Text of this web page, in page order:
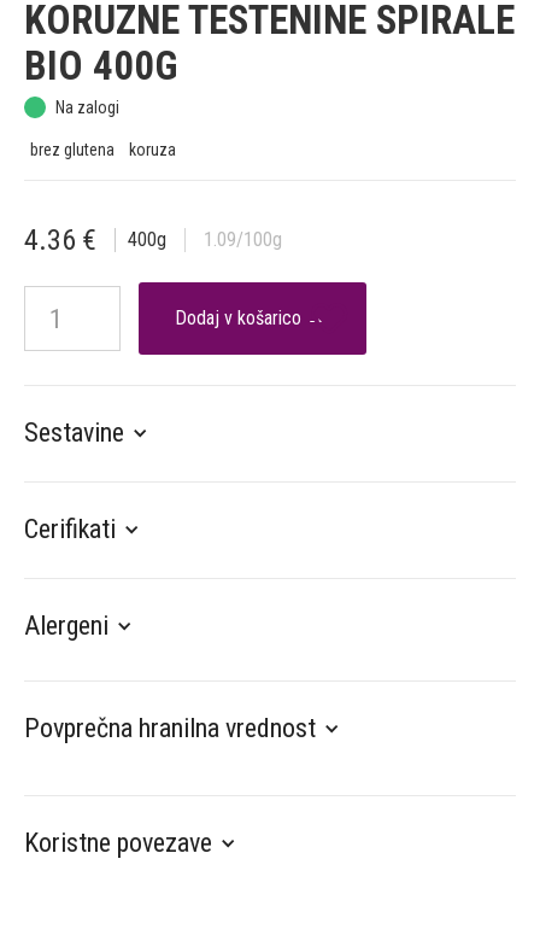
KORUZNE TESTENINE SPIRALE
BIO 400G
Na zalogi
brez glutena koruza
4.36 € 400g 1.09/100g

Sestavine
Cerifikati
Alergeni
Povprečna hranilna vrednost
Koristne povezave